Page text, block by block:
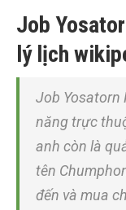
Job
lý lịch
Job Yosatorn
năng trực
anh còn là
tên
đến và mua